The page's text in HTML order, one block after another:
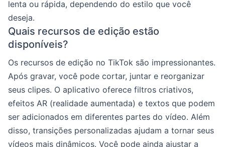
lenta ou rápida, dependendo do estilo que você
deseja.
Quais recursos de edição estão
disponíveis?
Os recursos de edição no TikTok são impressionantes.
Após gravar, você pode cortar, juntar e reorganizar
seus clipes. O aplicativo oferece filtros criativos,
efeitos AR (realidade aumentada) e textos que podem
ser adicionados em diferentes partes do vídeo. Além
disso, transições personalizadas ajudam a tornar seus
vídeos mais dinâmicos. Você pode ainda ajustar a